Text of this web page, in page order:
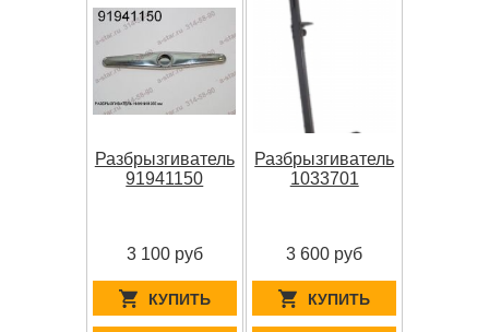
Разбрызгиватель
91941150
3 100 руб
КУПИТЬ
Разбрызгиватель
1033701
3 600 руб
КУПИТЬ